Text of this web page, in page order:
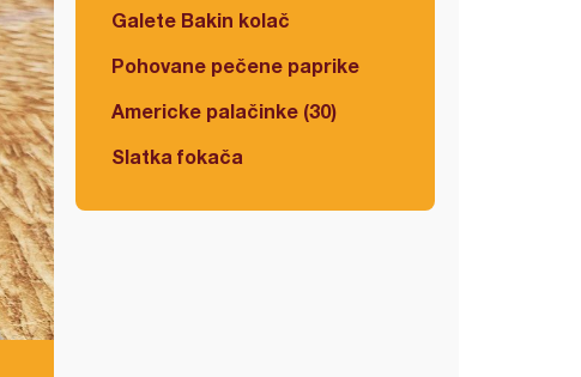
Galete Bakin kolač
Pohovane pečene paprike
Americke palačinke (30)
Slatka fokača